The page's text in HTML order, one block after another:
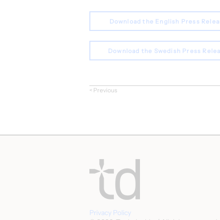
Download the English Press
Download the Swedish Press
< Previous
Privacy Policy